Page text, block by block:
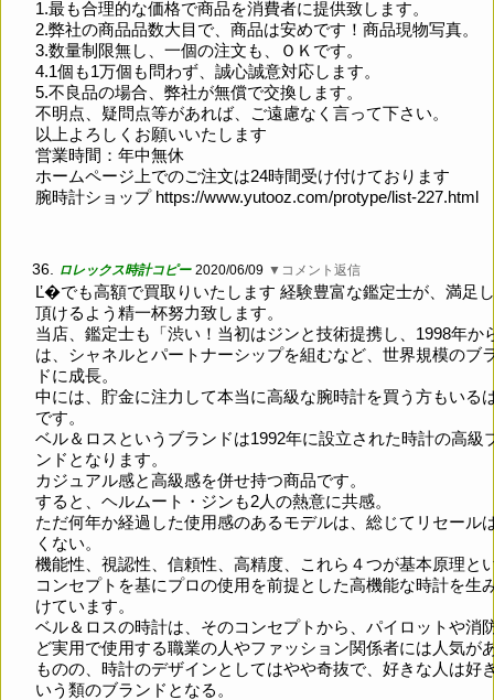
1.最も合理的な価格で商品を消費者に提供致します。
2.弊社の商品品数大目で、商品は安めです！商品現物写真。
3.数量制限無し、一個の注文も、ＯＫです。
4.1個も1万個も問わず、誠心誠意対応します。
5.不良品の場合、弊社が無償で交換します。
不明点、疑問点等があれば、ご遠慮なく言って下さい。
以上よろしくお願いいたします
営業時間：年中無休
ホームページ上でのご注文は24時間受け付けております
腕時計ショップ https://www.yutooz.com/protype/list-227.html
36. ロレックス時計コピー 2020/06/09 ▼コメント返信
Ľ�でも高額で買取りいたします 経験豊富な鑑定士が、満足
頂けるよう精一杯努力致します。
当店、鑑定士も「渋い！当初はジンと技術提携し、1998年か
は、シャネルとパートナーシップを組むなど、世界規模のブ
ドに成長。
中には、貯金に注力して本当に高級な腕時計を買う方もいる
です。
ベル＆ロスというブランドは1992年に設立された時計の高級
ンドとなります。
カジュアル感と高級感を併せ持つ商品です。
すると、ヘルムート・ジンも2人の熱意に共感。
ただ何年か経過した使用感のあるモデルは、総じてリセール
くない。
機能性、視認性、信頼性、高精度、これら４つが基本原理と
コンセプトを基にプロの使用を前提とした高機能な時計を生
けています。
ベル＆ロスの時計は、そのコンセプトから、パイロットや消
ど実用で使用する職業の人やファッション関係者には人気が
ものの、時計のデザインとしてはやや奇抜で、好きな人は好
いう類のブランドとなる。